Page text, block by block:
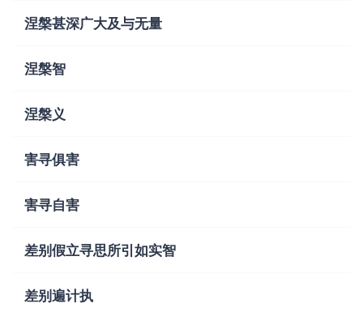
涅槃甚深广大及与无量
涅槃智
涅槃义
害寻俱害
害寻自害
差别假立寻思所引如实智
差别遍计执